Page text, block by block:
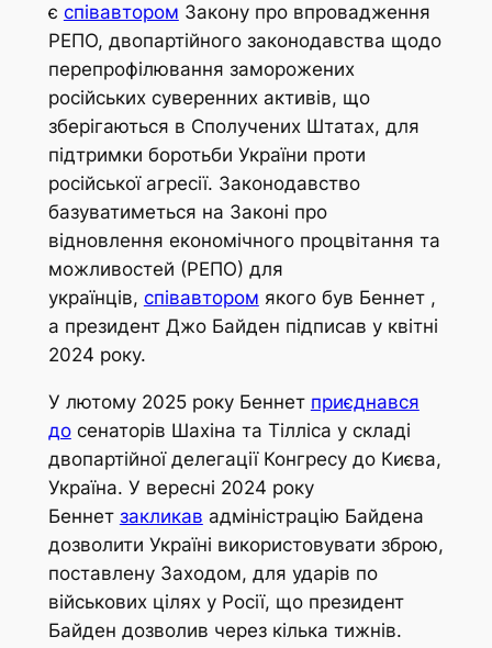
є співавтором Закону про впровадження
РЕПО, двопартійного законодавства щодо
перепрофілювання заморожених
російських суверенних активів, що
зберігаються в Сполучених Штатах, для
підтримки боротьби України проти
російської агресії. Законодавство
базуватиметься на Законі про
відновлення економічного процвітання та
можливостей (РЕПО) для
українців, співавтором якого був Беннет ,
а президент Джо Байден підписав у квітні
2024 року.
У лютому 2025 року Беннет приєднався
досенаторів Шахіна та Тілліса у складі
двопартійної делегації Конгресу до Києва,
Україна. У вересні 2024 року
Беннет закликав адміністрацію Байдена
дозволити Україні використовувати зброю,
поставлену Заходом, для ударів по
військових цілях у Росії, що президент
Байден дозволив через кілька тижнів.